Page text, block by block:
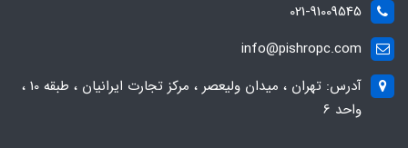
021-91009545
info@pishropc.com
آدرس: تهران ، میدان ولیعصر ، مرکز تجارت ایرانیان ، طبقه 10 ،
واحد 6